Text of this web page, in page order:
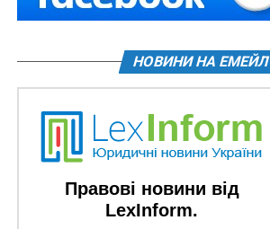
НОВИНИ НА ЕМЕЙЛ
Правові новини від
LexInform.